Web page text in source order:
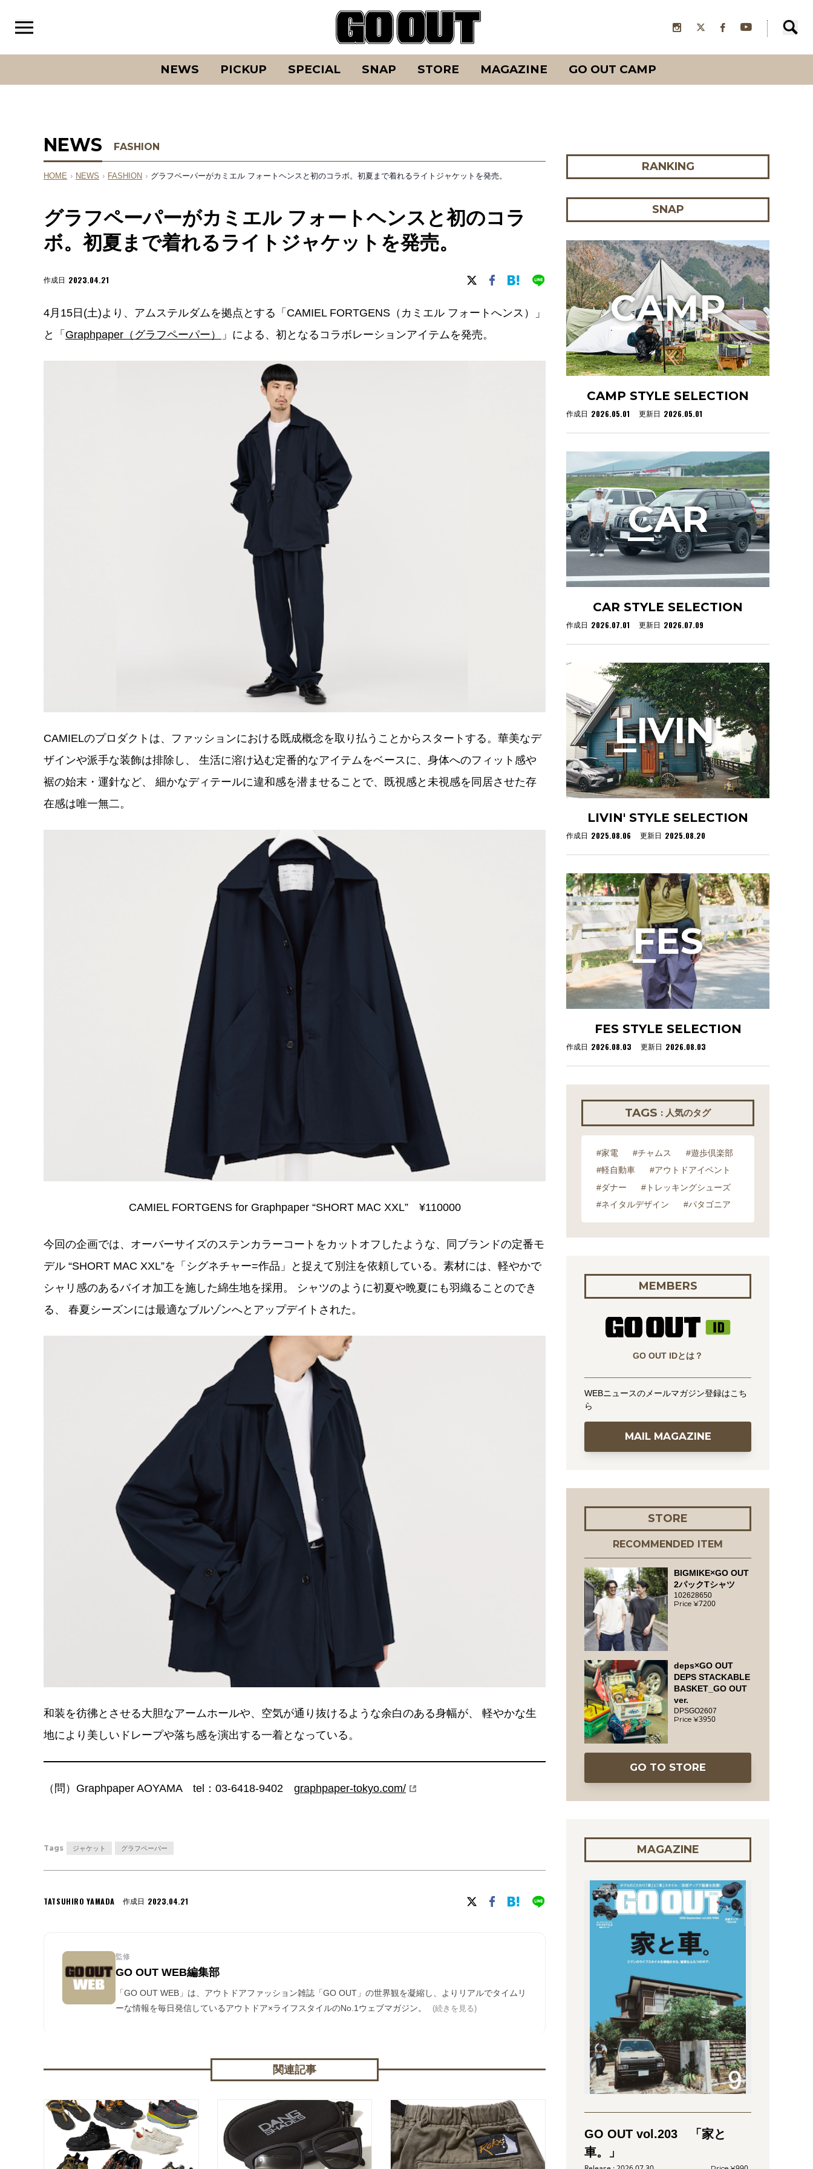
NEWS PICKUP SPECIAL SNAP STORE MAGAZINE GO OUT CAMP
NEWS FASHION
HOME › NEWS › FASHION › グラフペーパーがカミエル フォートヘンスと初のコラボ。初夏まで着れるライトジャケットを発売。
グラフペーパーがカミエル フォートヘンスと初のコラ
ボ。初夏まで着れるライトジャケットを発売。
作成日 2023.04.21
4月15日(土)より、アムステルダムを拠点とする「CAMIEL FORTGENS（カミエル フォートへンス）」
と「 Graphpaper（グラフペーパー） 」による、初となるコラボレーションアイテムを発売。
CAMIELのプロダクトは、ファッションにおける既成概念を取り払うことからスタートする。華美なデ
ザインや派手な装飾は排除し、 生活に溶け込む定番的なアイテムをベースに、身体へのフィット感や
裾の始末・運針など、 細かなディテールに違和感を潜ませることで、既視感と未視感を同居させた存
在感は唯一無二。
CAMIEL FORTGENS for Graphpaper “SHORT MAC XXL” ¥110000
今回の企画では、オーバーサイズのステンカラーコートをカットオフしたような、同ブランドの定番モ
デル “SHORT MAC XXL”を「シグネチャー=作品」と捉えて別注を依頼している。素材には、軽やかで
シャリ感のあるバイオ加工を施した綿生地を採用。 シャツのように初夏や晩夏にも羽織ることのでき
る、 春夏シーズンには最適なブルゾンへとアップデイトされた。
和装を彷彿とさせる大胆なアームホールや、空気が通り抜けるような余白のある身幅が、 軽やかな生
地により美しいドレープや落ち感を演出する一着となっている。
（問）Graphpaper AOYAMA tel：03-6418-9402 graphpaper-tokyo.com/
Tags ジャケット グラフペーパー
TATSUHIRO YAMADA 作成日 2023.04.21
監修
GO OUT WEB編集部
「GO OUT WEB」は、アウトドアファッション雑誌「GO OUT」の世界観を凝縮し、よりリアルでタイムリ
ーな情報を毎日発信しているアウトドア×ライフスタイルのNo.1ウェブマガジン。
(続きを見る)
関連記事
RANKING
SNAP
CAMP STYLE SELECTION
作成日 2026.05.01 更新日 2026.05.01
CAMP
CAR STYLE SELECTION
作成日 2026.07.01 更新日 2026.07.09
CAR
LIVIN' STYLE SELECTION
作成日 2025.08.06 更新日 2025.08.20
LIVIN'
FES STYLE SELECTION
作成日 2026.08.03 更新日 2026.08.03
FES
TAGS : 人気のタグ
#家電 #チャムス
#遊歩倶楽部
#軽自動車
#アウトドアイベント
#ダナー
#トレッキングシューズ
#ネイタルデザイン
#パタゴニア
MEMBERS
GO OUT IDとは？
WEBニュースのメールマガジン登録はこち
ら
MAIL MAGAZINE
STORE
RECOMMENDED ITEM
BIGMIKE×GO OUT
2パックTシャツ
102628650
7200
deps×GO OUT
DEPS STACKABLE
BASKET_GO OUT
ver.
DPSGO2607
3950
GO TO STORE
MAGAZINE
GO OUT vol.203 「家と
車。」